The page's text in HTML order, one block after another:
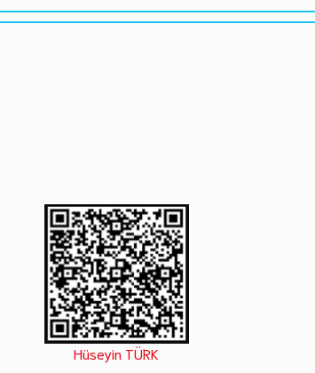
Hüseyin TÜRK